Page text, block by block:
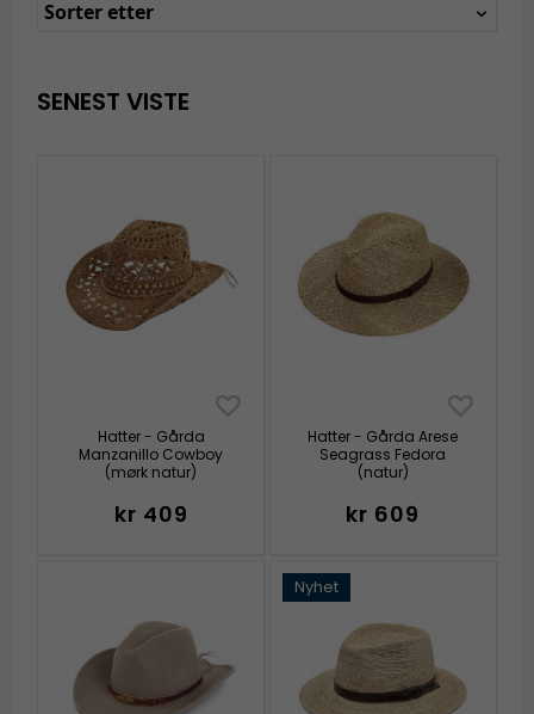
Sorter etter
SENEST VISTE
Hatter - Gårda
Manzanillo Cowboy
(mørk natur)
kr 409
Hatter - Gårda Arese
Seagrass Fedora
(natur)
kr 609
Nyhet